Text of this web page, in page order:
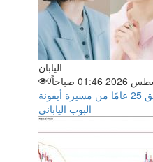
اليابان
0
اليابان | بيرفيوم.. فيلم وثائقي يوثق 25 عامًا من مسيرة أيقونة
البوب الياباني